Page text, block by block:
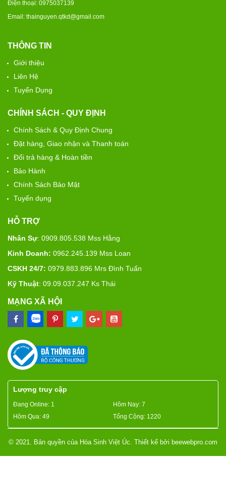
Điện thoại: 0975037139
Email: thainguyen.qtkd@gmail.com
THÔNG TIN
Giới thiệu
Liên Hệ
Tuyển Dụng
CHÍNH SÁCH - QUY ĐỊNH
Chính Sách & Quy Định Chung
Đặt hàng, Giao nhận và Thanh toán
Đổi trả hàng & Hoàn tiền
Bảo Hành
Chính Sách Bảo Mật
Tuyển dụng
HỖ TRỢ
Nhân Sự: 0909.805.538 Mss Hằng
Kinh Doanh: 0962.245.139 Mss Loan
CSKH 24/7: 0979.883.896 Mrs Đình Tuấn
Kỹ Thuật: 09.09.037.247 Ks Thái
MẠNG XÃ HỘI
Lượng truy cập
Đang Online: 1
Hôm Nay: 7
Hôm Qua: 49
Tổng Cộng: 1220
© 2021. Bản quyền của Hóa Sinh Việt Úc. Thiết kế bởi beewebpro.com